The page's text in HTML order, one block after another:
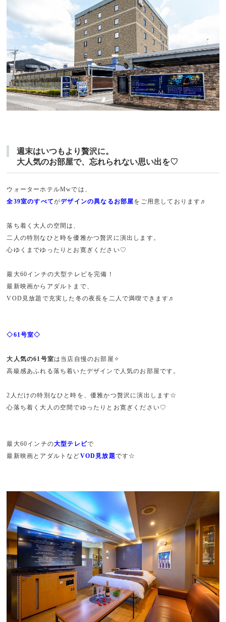
週末はいつもより贅沢に。
大人気のお部屋で、忘れられない思い出を♡
ウォーターホテルMwでは、
全39室のすべてがデザインの異なるお部屋をご用意しております♬
落ち着く大人の空間は、
二人の特別なひと時を優雅かつ贅沢に演出します。
心ゆくまでゆったりとお寛ぎください♡
最大60インチの大型テレビを完備！
最新映画からアダルトまで、
VOD見放題で充実した冬の夜長を二人で満喫できます♬
◇61号室◇
大人気の61号室は当店自慢のお部屋✧
高級感あふれる落ち着いたデザインで人気のお部屋です。
2人だけの特別なひと時を、優雅かつ贅沢に演出します☆
心落ち着く大人の空間でゆったりとお寛ぎください♡
最大60インチの大型テレビで
最新映画とアダルトなどVOD見放題です☆